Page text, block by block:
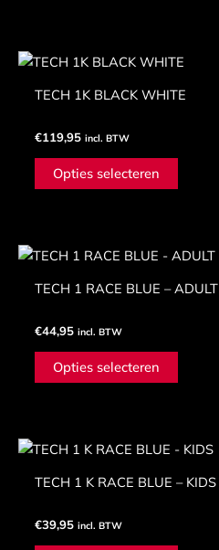
TECH 1K BLACK WHITE
€119,95 incl. BTW
Opties selecteren
Dit
heeft
optie
worden
op
TECH 1 RACE BLUE – ADULT
€44,95 incl. BTW
Opties selecteren
Dit
heeft
optie
worden
op
TECH 1 K RACE BLUE – KIDS
€39,95 incl. BTW
Dit
heeft